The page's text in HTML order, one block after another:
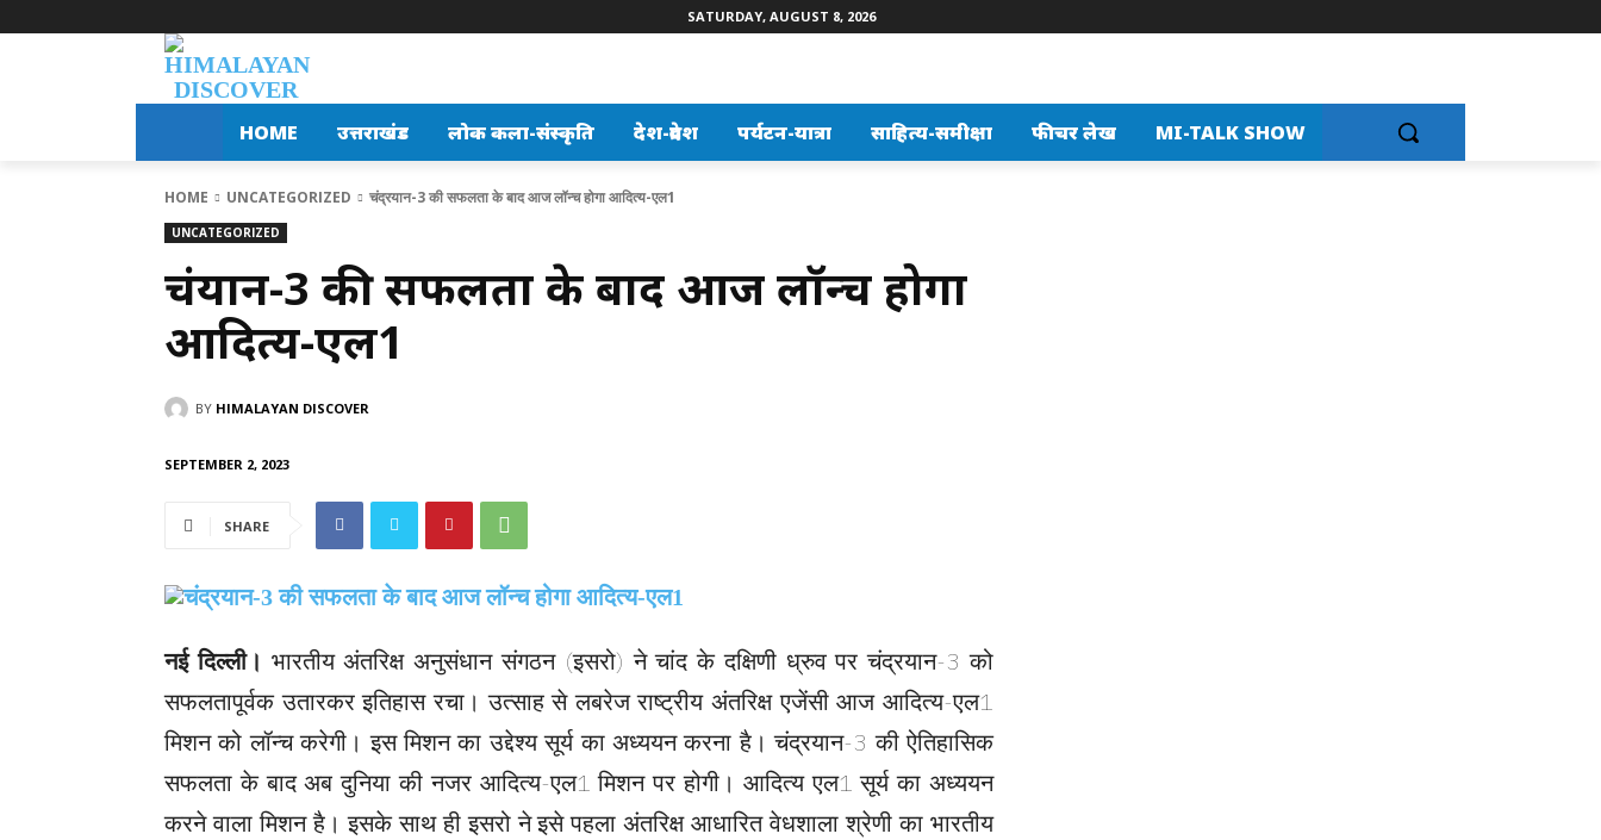
SATURDAY, AUGUST 8, 2026
HOME उत्तराखंड लोक कला-संस्कृति देश-प्रदेश पर्यटन-यात्रा साहित्य-समीक्षा फीचर लेख MI-TALK SHOW
HOME UNCATEGORIZED चंद्रयान-3 की सफलता के बाद आज लॉन्च होगा आदित्य-एल1
UNCATEGORIZED
चंद्रयान-3 की सफलता के बाद आज लॉन्च होगा
आदित्य-एल1
BY HIMALAYAN DISCOVER
SEPTEMBER 2, 2023
SHARE
नई दिल्ली। भारतीय अंतरिक्ष अनुसंधान संगठन (इसरो) ने चांद के दक्षिणी ध्रुव पर चंद्रयान-3 को
सफलतापूर्वक उतारकर इतिहास रचा। उत्साह से लबरेज राष्ट्रीय अंतरिक्ष एजेंसी आज आदित्य-एल1
मिशन को लॉन्च करेगी। इस मिशन का उद्देश्य सूर्य का अध्ययन करना है। चंद्रयान-3 की ऐतिहासिक
सफलता के बाद अब दुनिया की नजर आदित्य-एल1 मिशन पर होगी। आदित्य एल1 सूर्य का अध्ययन
करने वाला मिशन है। इसके साथ ही इसरो ने इसे पहला अंतरिक्ष आधारित वेधशाला श्रेणी का भारतीय